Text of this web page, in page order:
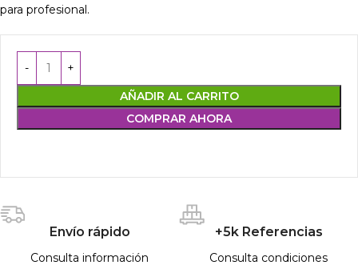
para profesional.
AÑADIR AL CARRITO
COMPRAR AHORA
Envío rápido
Consulta información
+5k Referencias
Consulta condiciones